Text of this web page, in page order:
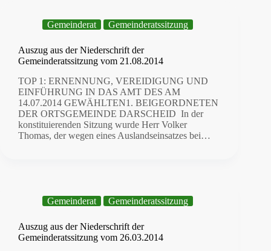
Gemeinderat Gemeinderatssitzung
Auszug aus der Niederschrift der
Gemeinderatssitzung vom 21.08.2014
TOP 1: ERNENNUNG, VEREIDIGUNG UND
EINFÜHRUNG IN DAS AMT DES AM
14.07.2014 GEWÄHLTEN1. BEIGEORDNETEN
DER ORTSGEMEINDE DARSCHEID In der
konstituierenden Sitzung wurde Herr Volker
Thomas, der wegen eines Auslandseinsatzes bei…
Gemeinderat Gemeinderatssitzung
Auszug aus der Niederschrift der
Gemeinderatssitzung vom 26.03.2014